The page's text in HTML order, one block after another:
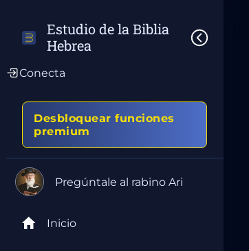
Estudio de la Biblia
Hebrea
Conecta
Desbloquear funciones
premium
Pregúntale al rabino Ari
Inicio